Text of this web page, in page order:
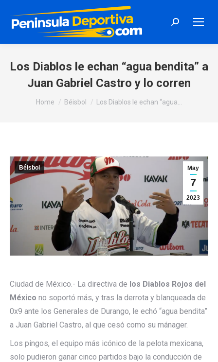
Search:
Los Diablos le echan “agua bendita” a
Juan Gabriel Castro y lo corren
You are here:
Home Béisbol Los Diablos le echan “agua…
May
7
2023
Béisbol
Ciudad de México.- La directiva de los Diablos Rojos del
México no soportó más, y tras la derrota y blanqueada de
0x9 ante los Generales de Durango, le echó “agua bendita”
a Juan Gabriel Castro, al que cesó como su mánager.
Los pingos, el equipo más icónico de la pelota mexicana,
solo pudieron ganar cinco partidos bajo la conducción de